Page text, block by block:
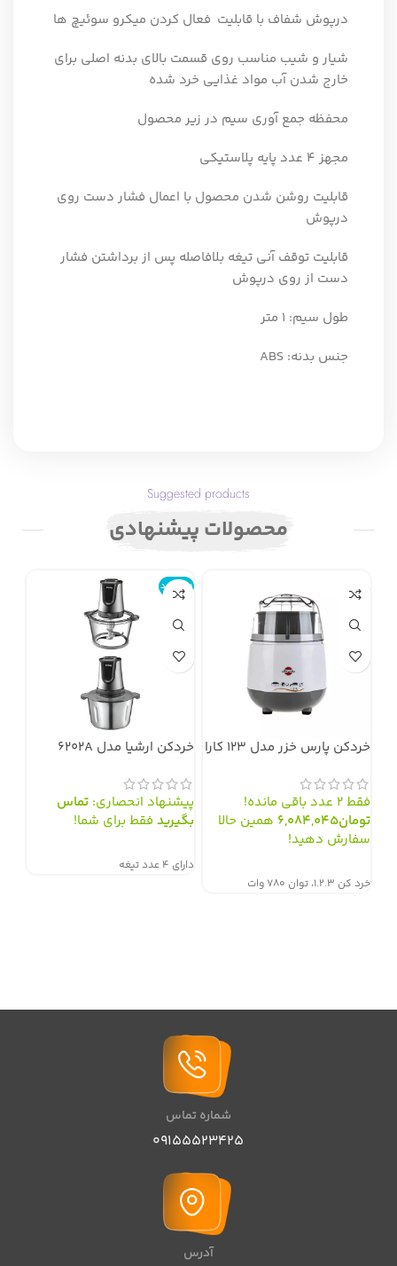
درپوش شفاف با قابليت فعال کردن ميکرو سوئيچ ها
شيار و شيب مناسب روي قسمت بالای بدنه اصلی براي
خارج شدن آب مواد غذايي خرد شده
محفظه جمع آوري سيم در زير محصول
مجهز 4 عدد پايه پلاستيكی
قابلیت روشن شدن محصول با اعمال فشار دست روي
درپوش
قابلیت توقف آنی تیغه بلافاصله پس از برداشتن فشار
دست از روی درپوش
طول سيم: 1 متر
جنس بدنه: ABS
Suggested products
محصولات پیشنهادی
خردكن پارس خزر مدل 123 کارا
فقط 2 عدد باقی مانده!
تومان6,084,045 همین حالا
سفارش دهید!
خرد كن 1.2.3، توان 780 وات
ناموجود
خردکن ارشیا مدل 6202A
پیشنهاد انحصاری: تماس
بگیرید فقط برای شما!
دارای 4 عدد تیغه
شماره تماس
09155523425
آدرس